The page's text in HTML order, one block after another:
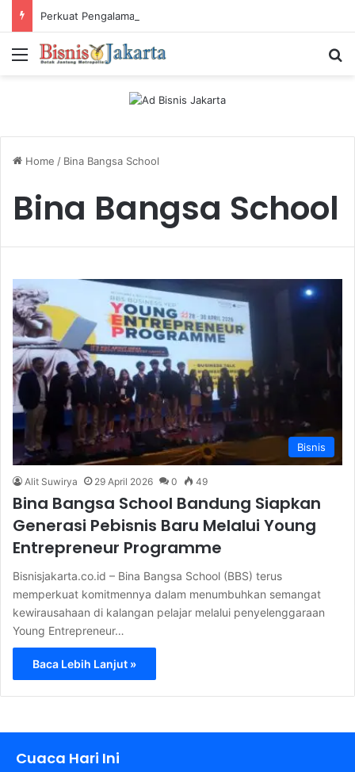
Menu
Home / Bina Bangsa School
Bina Bangsa School
Bisnis
Alit Suwirya 29 April 2026 0 49
Bina Bangsa School Bandung Siapkan
Generasi Pebisnis Baru Melalui Young
Entrepreneur Programme
Bisnisjakarta.co.id – Bina Bangsa School (BBS) terus
memperkuat komitmennya dalam menumbuhkan semangat
kewirausahaan di kalangan pelajar melalui penyelenggaraan
Young Entrepreneur…
Baca Lebih Lanjut »
Cuaca Hari Ini